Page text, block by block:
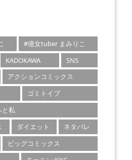
#億女tuber まみりこ
KADOKAWA
SNS
アクションコミックス
ゴミトイプ
と私
ダイエット
ネタバレ
ビッグコミックス